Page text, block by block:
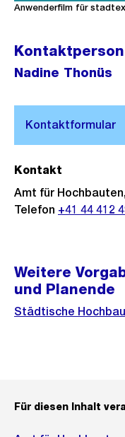
Anwenderfilm für
Kontaktperson
Nadine Thonüs
Kontakt
Amt für
Telefon +41 44 412
Weitere
und Planende
Städtische
Für diesen Inhalt